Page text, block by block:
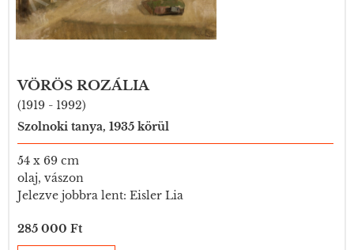
VÖRÖS ROZÁLIA
(1919 - 1992)
Szolnoki tanya, 1935 körül
54 x 69 cm
olaj, vászon
Jelezve jobbra lent: Eisler Lia
285 000 Ft